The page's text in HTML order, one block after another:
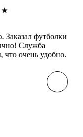
★
Заказал футболки
Служба
что очень удобно.